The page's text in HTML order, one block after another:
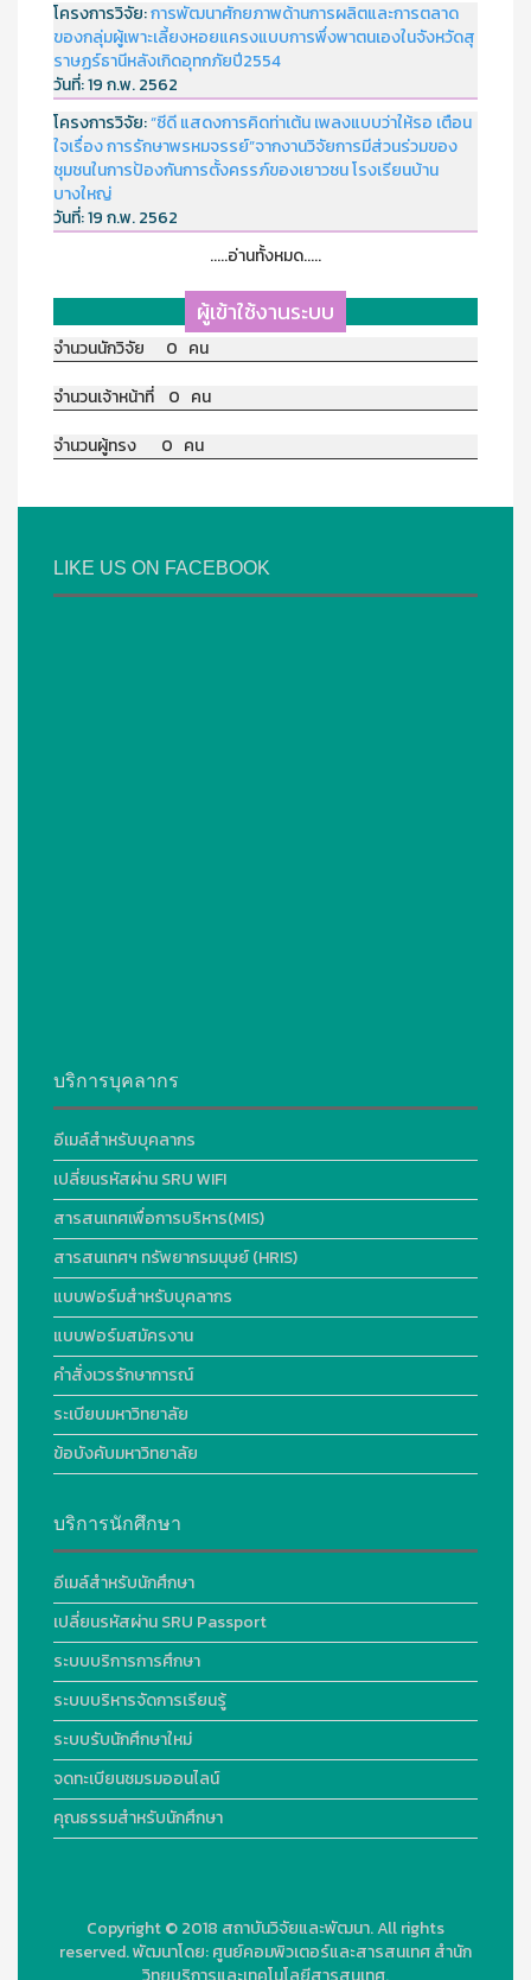
โครงการวิจัย:การพัฒนาศักยภาพด้านการผลิตและการตลาด
ของกลุ่มผู้เพาะเลี้ยงหอยแครงแบบการพึ่งพาตนเองในจังหวัดสุ
ราษฏร์ธานีหลังเกิดอุทกภัยปี2554
วันที่:19 ก.พ. 2562
โครงการวิจัย:“ซีดี แสดงการคิดท่าเต้น เพลงแบบว่าให้รอ เตือน
ใจเรื่อง การรักษาพรหมจรรย์”จากงานวิจัยการมีส่วนร่วมของ
ชุมชนในการป้องกันการตั้งครรภ์ของเยาวชน โรงเรียนบ้าน
บางใหญ่
วันที่:19 ก.พ. 2562
.....อ่านทั้งหมด.....
ผู้เข้าใช้งานระบบ
จำนวนนักวิจัย 0 คน
จำนวนเจ้าหน้าที่ 0 คน
จำนวนผู้ทรง 0 คน
LIKE US ON FACEBOOK
บริการบุคลากร
อีเมล์สำหรับบุคลากร
เปลี่ยนรหัสผ่าน SRU WIFI
สารสนเทศเพื่อการบริหาร(MIS)
สารสนเทศฯ ทรัพยากรมนุษย์ (HRIS)
แบบฟอร์มสำหรับบุคลากร
แบบฟอร์มสมัครงาน
คำสั่งเวรรักษาการณ์
ระเบียบมหาวิทยาลัย
ข้อบังคับมหาวิทยาลัย
บริการนักศึกษา
อีเมล์สำหรับนักศึกษา
เปลี่ยนรหัสผ่าน SRU Passport
ระบบบริการการศึกษา
ระบบบริหารจัดการเรียนรู้
ระบบรับนักศึกษาใหม่
จดทะเบียนชมรมออนไลน์
คุณธรรมสำหรับนักศึกษา
Copyright © 2018 สถาบันวิจัยและพัฒนา. All rights
reserved.พัฒนาโดย:ศูนย์คอมพิวเตอร์และสารสนเทศ สำนัก